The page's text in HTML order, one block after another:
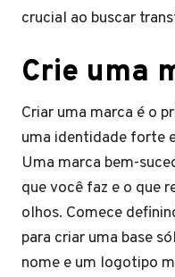
crucial ao buscar
Crie uma
Criar uma marca é o
uma identidade forte
Uma marca bem-
que você faz e o que
olhos. Comece
para criar uma base
nome e um logotipo